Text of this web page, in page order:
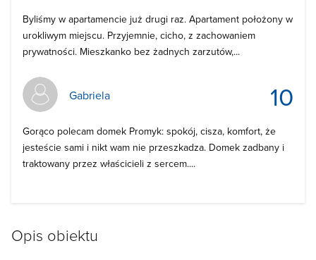
Byliśmy w apartamencie już drugi raz. Apartament położony w
urokliwym miejscu. Przyjemnie, cicho, z zachowaniem
prywatności. Mieszkanko bez żadnych zarzutów,...
10
Gabriela
Gorąco polecam domek Promyk: spokój, cisza, komfort, że
jesteście sami i nikt wam nie przeszkadza. Domek zadbany i
traktowany przez właścicieli z sercem....
Opis obiektu